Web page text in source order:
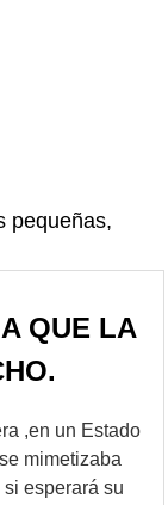
pequeñas,
QUE LA
,en un Estado
mimetizaba
esperará su